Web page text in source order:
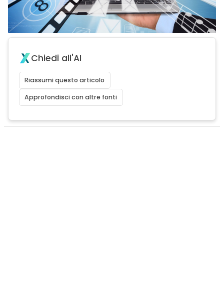
Chiedi all'AI
Riassumi questo articolo
Approfondisci con altre fonti